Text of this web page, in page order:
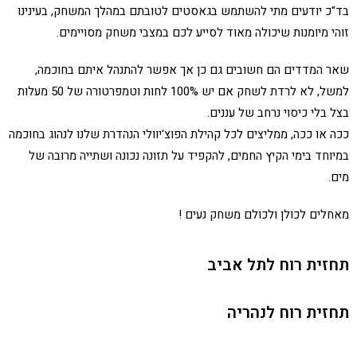
בד"כ יודעים מתי להשתמש בגאסטים לטובתם במהלך המשחק, בעינינו
זוהי מיומנות שיכולה מאוד לסייע לכם במצבי משחק מסויימים.
שאר המדדים הם חשובים גם כן אך אפשר להתנהל איתם בחוכמה,
למשל, לא לרדת לשחק אם יש 100% לחות וטמפרטורה של 50 מעלות
בצל בלי כיסוי נרחב של עננים.
ככה או ככה, ממליצים לכל קהילת הפוצ'יוולי הנהדרת שלנו לנהוג בחוכמה
במיוחד בימי הקיץ החמים, להקפיד על תזונה נכונה ושתייה מרובה של
מים.
מאחלים לכולן ולכולם משחק נעים !
תחזית רוח לתל אביב
תחזית רוח לנהריה